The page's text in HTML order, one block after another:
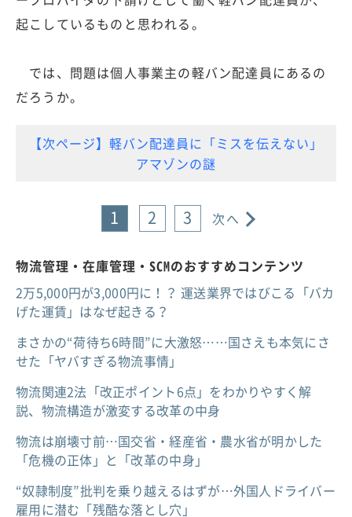
起こしているものと思われる。
では、問題は個人事業主の軽バン配達員にあるの
だろうか。
【次ページ】軽バン配達員に「ミスを伝えない」
アマゾンの謎
1 2 3 次へ
物流管理・在庫管理・SCMのおすすめコンテンツ
2万5,000円が3,000円に！？ 運送業界ではびこる「バカ
げた運賃」はなぜ起きる？
まさかの“荷待ち6時間”に大激怒……国さえも本気にさ
せた「ヤバすぎる物流事情」
物流関連2法「改正ポイント6点」をわかりやすく解
説、物流構造が激変する改革の中身
物流は崩壊寸前…国交省・経産省・農水省が明かした
「危機の正体」と「改革の中身」
“奴隷制度”批判を乗り越えるはずが…外国人ドライバー
雇用に潜む「残酷な落とし穴」